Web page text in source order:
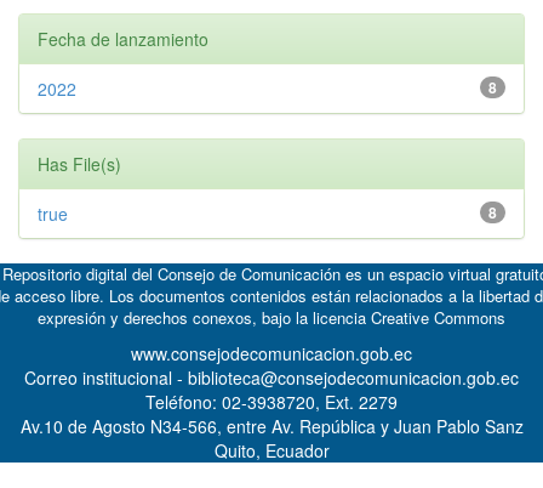
Fecha de lanzamiento
8
2022
Has File(s)
8
true
digital del Consejo de Comunicación es un espacio virtual
acceso libre. Los documentos contenidos están relacionados a la libertad
expresión y derechos conexos, bajo la licencia Creative Commons
www.consejodecomunicacion.gob.ec
Correo institucional - biblioteca@consejodecomunicacion.gob.ec
Teléfono: 02-3938720, Ext. 2279
Av.10 de Agosto N34-566, entre Av. República y Juan Pablo Sanz
Quito, Ecuador